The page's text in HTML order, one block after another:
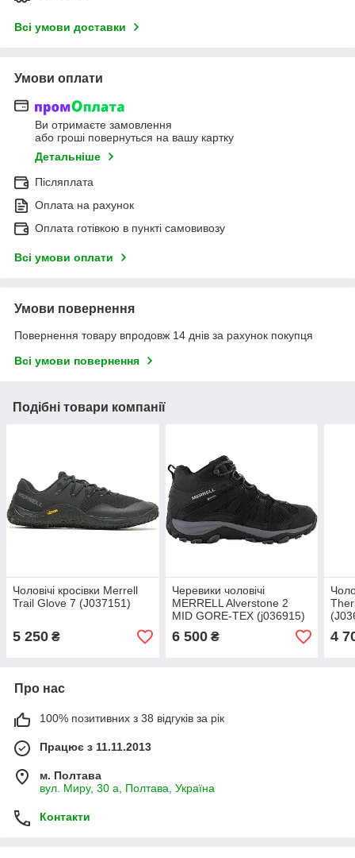
Всі умови доставки
Умови оплати
Ви отримаєте замовлення
або гроші повернуться на вашу картку
Детальніше
Післяплата
Оплата на рахунок
Оплата готівкою в пункті самовивозу
Всі умови оплати
Умови повернення
Повернення товару впродовж 14 днів за рахунок покупця
Всі умови повернення
Подібні товари компанії
Чоловічі кросівки Merrell
Trail Glove 7 (J037151)
5 250 ₴
Черевики чоловічі
MERRELL Alverstone 2
MID GORE-TEX (j036915)
6 500₴ 4
Про нас
100% позитивних з 38 відгуків за рік
Працює з 11.11.2013
м. Полтава
вул. Миру, 30 а, Полтава, Україна
Контакти